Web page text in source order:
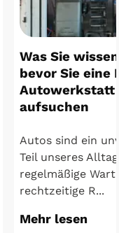
Was Sie
bevor Sie eine
Autowerkstatt
aufsuchen
Autos sind ein
Teil unseres
regelmäßige
rechtzeitige R...
Mehr lesen